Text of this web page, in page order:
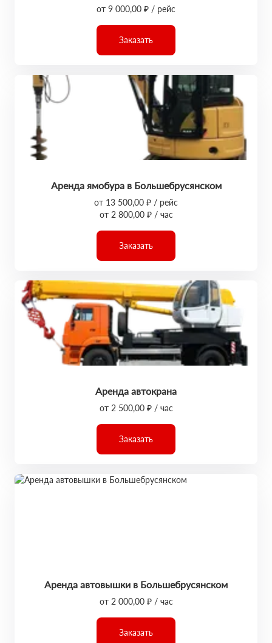
от 9 000,00 ₽ / рейс
Заказать
Аренда ямобура в Большебрусянском
от 13 500,00 ₽ / рейс
от 2 800,00 ₽ / час
Заказать
Аренда автокрана
от 2 500,00 ₽ / час
Заказать
Аренда автовышки в Большебрусянском
от 2 000,00 ₽ / час
Заказать